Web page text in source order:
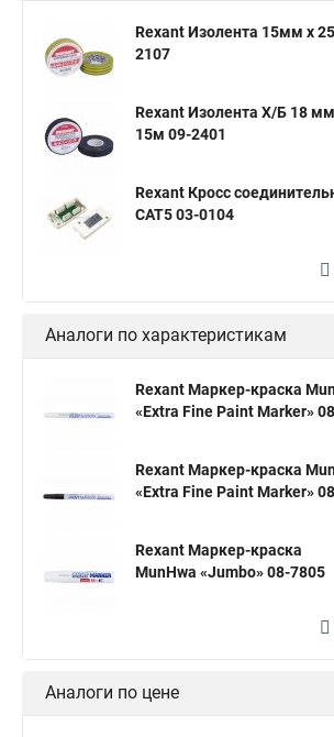
Маркировка проводов и кабелей
Маркировка кабеля ввгнг
Марки силовых кабелей
Rexant Изолента 15мм х
2107
Rexant Изолента Х/Б 18
15м 09-2401
Rexant Кросс
CAT5 03-0104
Аналоги по характеристикам
Rexant Маркер-краска
«Extra Fine Paint Marker»
Rexant Маркер-краска
«Extra Fine Paint Marker»
Rexant Маркер-краска
MunHwa «Jumbo» 08-7805
Аналоги по цене